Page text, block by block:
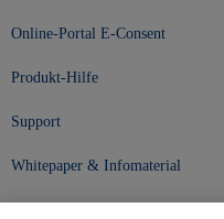
Online-Portal E-Consent
Produkt-Hilfe
Support
Whitepaper & Infomaterial